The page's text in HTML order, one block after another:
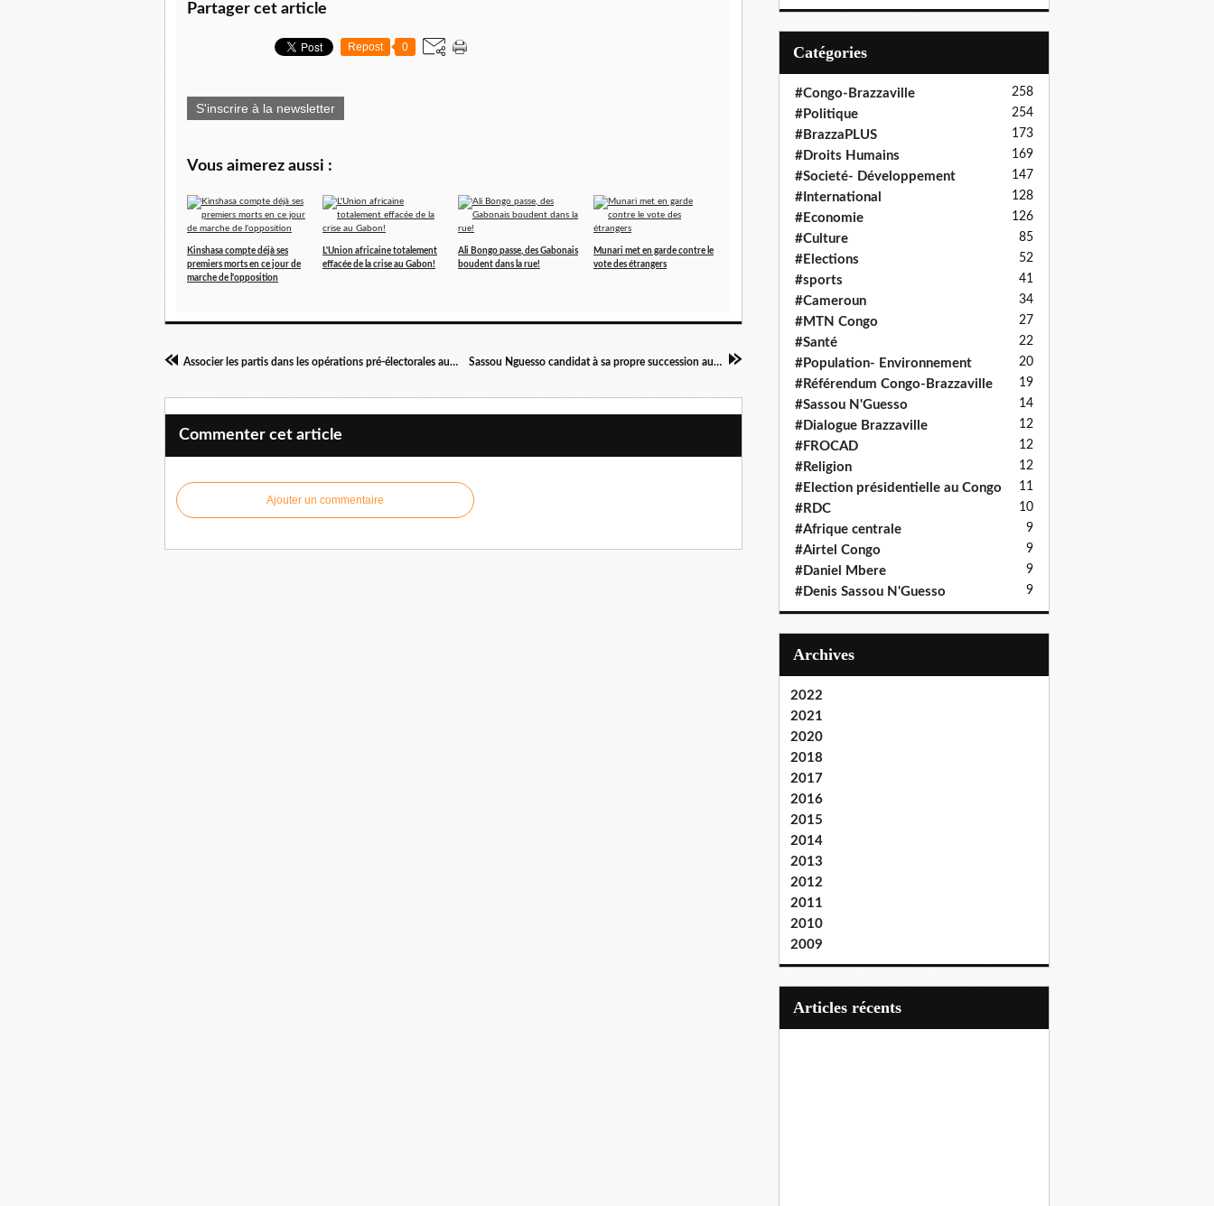
Partager cet article
Repost 0
S'inscrire à la newsletter
Vous aimerez aussi :
Kinshasa compte déjà ses
premiers morts en ce jour de
marche de l'opposition
L'Union africaine totalement
effacée de la crise au Gabon!
Ali Bongo passe, des Gabonais
boudent dans la rue!
Munari met en garde contre le
vote des étrangers
Associer les partis dans les opérations pré-électorales au Congo Sassou Nguesso candidat à sa propre succession au Congo
Commenter cet article
Ajouter un commentaire
Catégories
#Congo-Brazzaville 258
#Politique 254
#BrazzaPLUS 173
#Droits Humains 169
#Societé- Développement 147
#International 128
#Economie 126
#Culture 85
#Elections 52
#sports 41
#Cameroun 34
#MTN Congo 27
#Santé 22
#Population- Environnement 20
#Référendum Congo-Brazzaville 19
#Sassou N'Guesso 14
#Dialogue Brazzaville 12
#FROCAD 12
#Religion 12
#Election présidentielle au Congo 11
#RDC 10
#Afrique centrale 9
#Airtel Congo 9
#Daniel Mbere 9
#Denis Sassou N'Guesso 9
Archives
2022
2021
2020
2018
2017
2016
2015
2014
2013
2012
2011
2010
2009
articles récents